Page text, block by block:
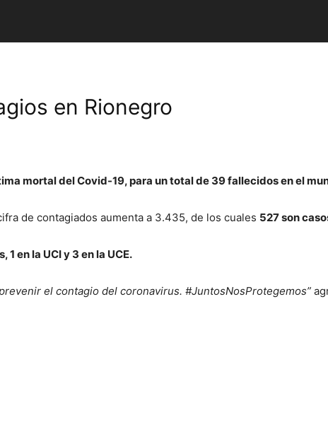
en Rionegro
mortal del Covid-19, para un total de 39 fallecidos en el
de contagiados aumenta a 3.435, de los cuales 527 son
en la UCI y 3 en la UCE.
el contagio del coronavirus. #JuntosNosProtegemos”